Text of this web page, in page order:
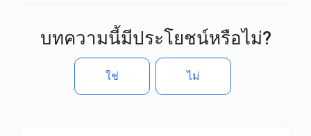
บทความนี้มีประโยชน์หรือไม่?
ไม่
ใช่